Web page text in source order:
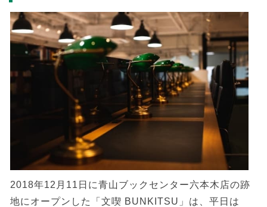
2018年12月11日に青山ブックセンター六本木店の跡
地にオープンした「文喫 BUNKITSU」は、平日は